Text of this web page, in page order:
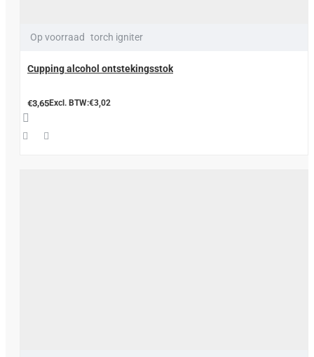
Op voorraad torch igniter
Cupping alcohol ontstekingsstok
€3,65Excl. BTW:€3,02